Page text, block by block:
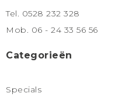
Tel. 0528 232 328
Mob. 06 - 24 33 56 56
Categorieën
Specials